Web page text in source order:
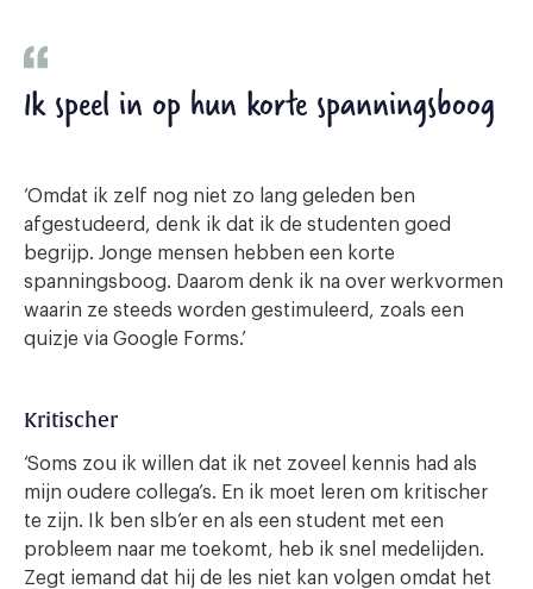
Ik speel in op hun korte spanningsboog
‘Omdat ik zelf nog niet zo lang geleden ben
afgestudeerd, denk ik dat ik de studenten goed
begrijp. Jonge mensen hebben een korte
spanningsboog. Daarom denk ik na over werkvormen
waarin ze steeds worden gestimuleerd, zoals een
quizje via Google Forms.’
Kritischer
‘Soms zou ik willen dat ik net zoveel kennis had als
mijn oudere collega’s. En ik moet leren om kritischer
te zijn. Ik ben slb’er en als een student met een
probleem naar me toekomt, heb ik snel medelijden.
Zegt iemand dat hij de les niet kan volgen omdat het